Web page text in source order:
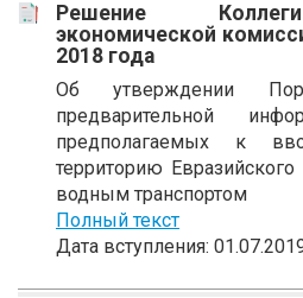
Решение
экономической
2018 года
Об утверждении
предварительной
предполагаемых к
территорию
водным транспортом
Полный текст
Дата вступления: